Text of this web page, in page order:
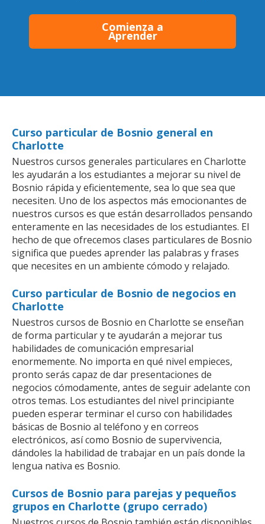
Comienza a
Aprender
Curso particular de Bosnio general en
Charlotte
Nuestros cursos generales particulares en Charlotte
les ayudarán a los estudiantes a mejorar su nivel de
Bosnio rápida y eficientemente, sea lo que sea que
necesiten. Uno de los aspectos más emocionantes de
nuestros cursos es que están desarrollados pensando
enteramente en las necesidades de los estudiantes. El
hecho de que ofrecemos clases particulares de Bosnio
significa que puedes aprender las palabras y frases
que necesites en un ambiente cómodo y relajado.
Curso particular de Bosnio de negocios en
Charlotte
Nuestros cursos de Bosnio en Charlotte se enseñan
de forma particular y te ayudarán a mejorar tus
habilidades de comunicación empresarial
enormemente. No importa en qué nivel empieces,
pronto serás capaz de dar presentaciones de
negocios cómodamente, antes de seguir adelante con
otros temas. Los estudiantes del nivel principiante
pueden esperar terminar el curso con habilidades
básicas de Bosnio al teléfono y en correos
electrónicos, así como Bosnio de supervivencia,
dándoles la habilidad de trabajar en un país donde la
lengua nativa es Bosnio.
Cursos de Bosnio para parejas y pequeños
grupos en Charlotte (grupo cerrado)